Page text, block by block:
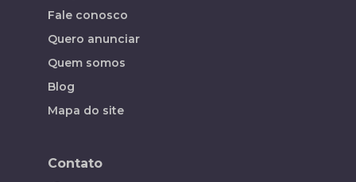
Fale conosco
Quero anunciar
Quem somos
Blog
Mapa do site
Contato